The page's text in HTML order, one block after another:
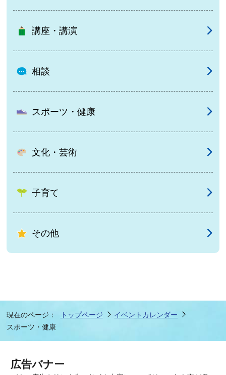
講座・講演
相談
スポーツ・健康
文化・芸術
子育て
その他
現在のページ： トップページ
イベントカレンダー
スポーツ・健康
広告バナー